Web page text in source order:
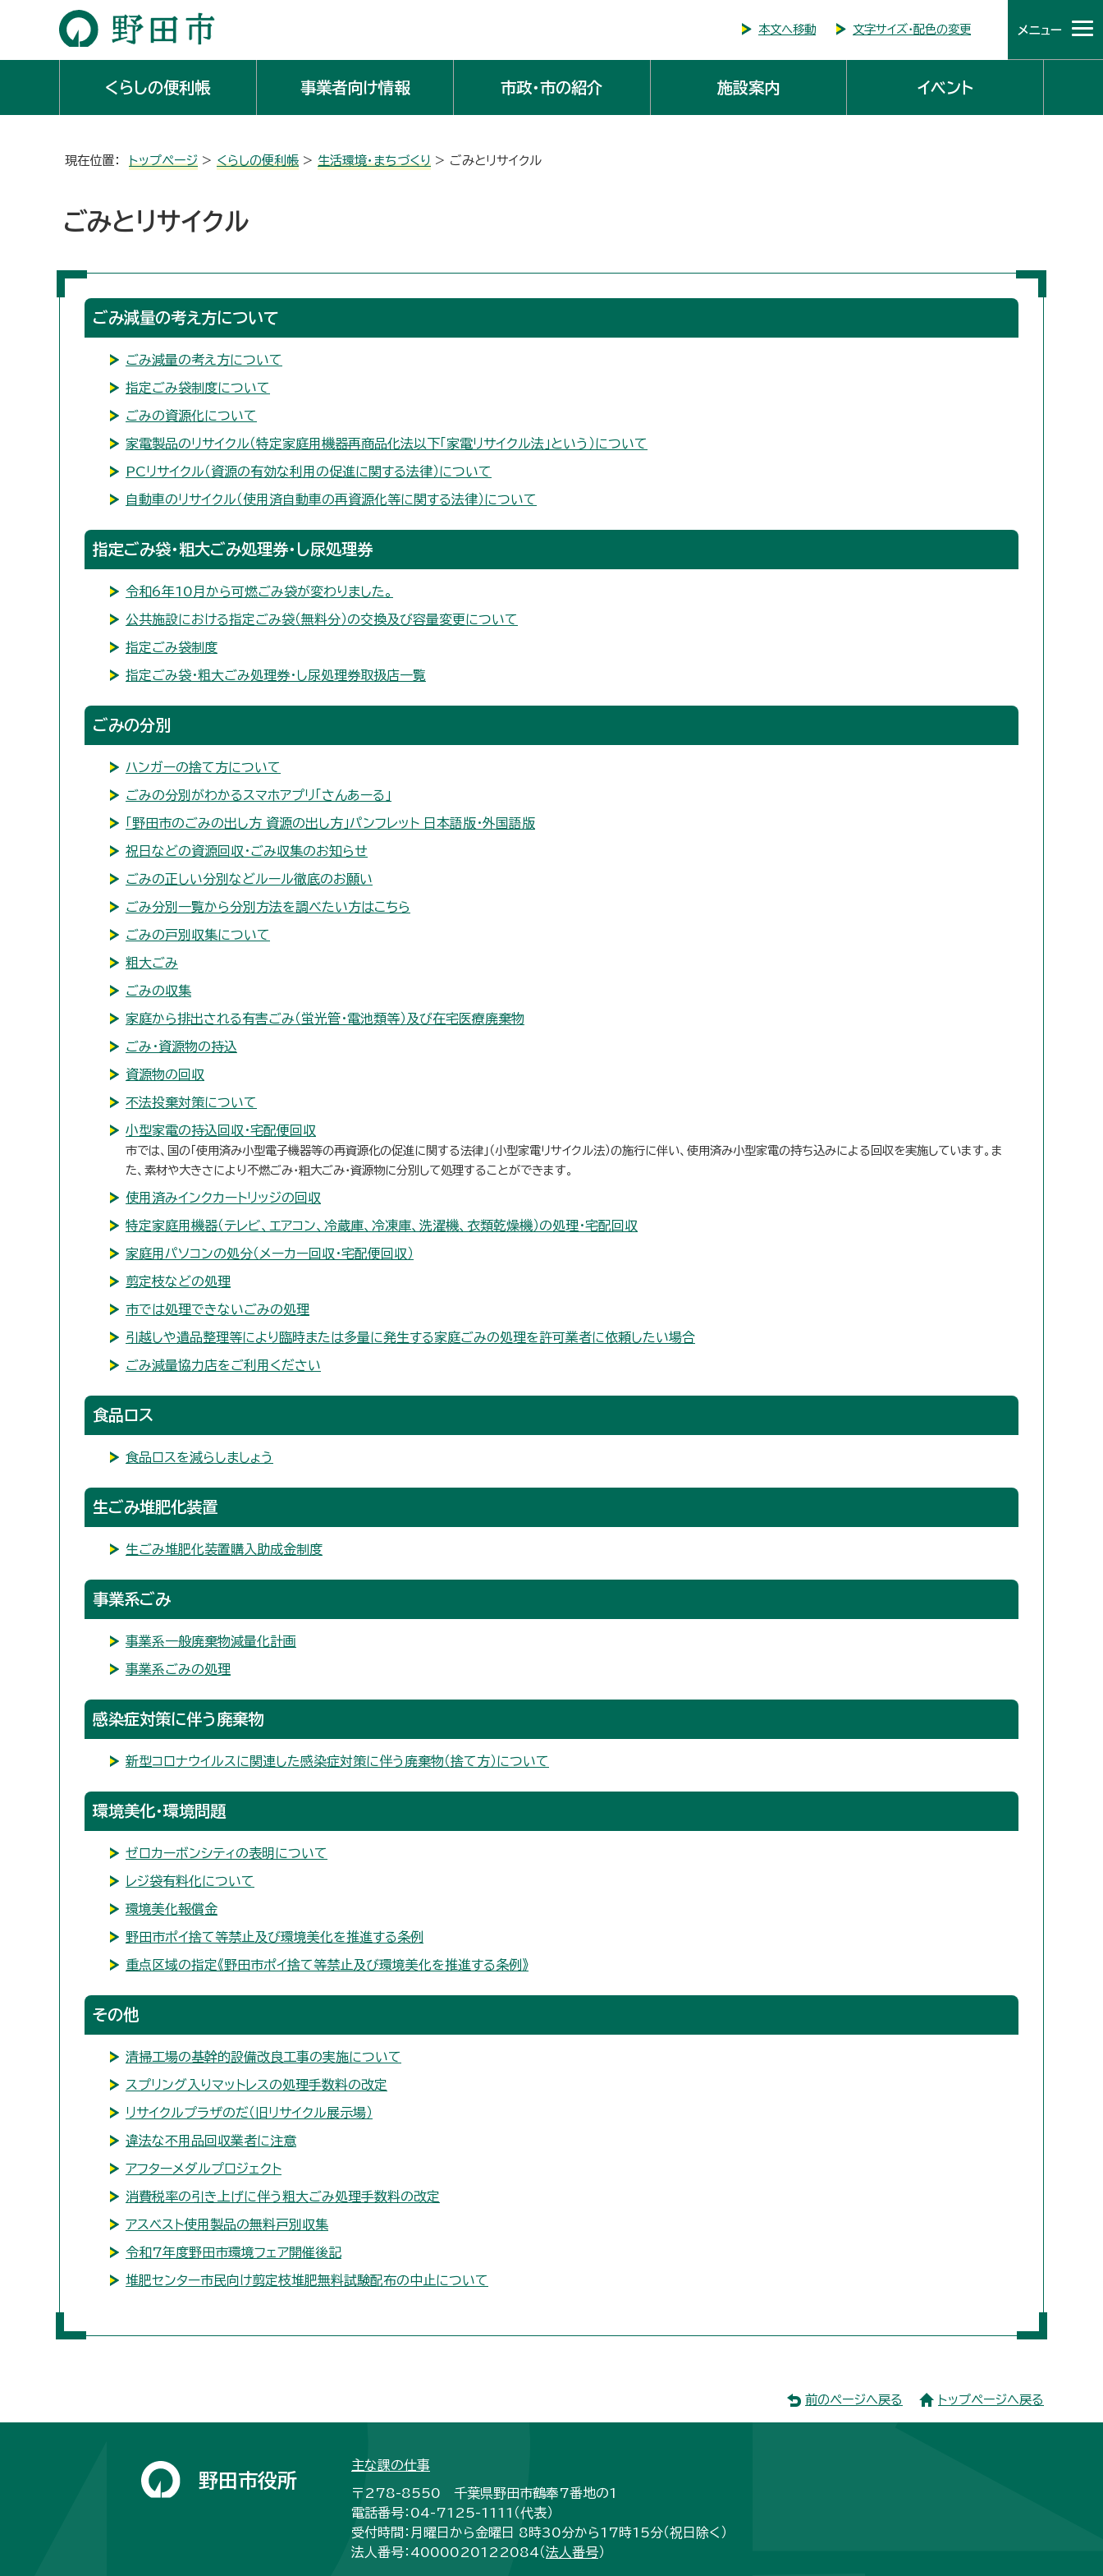
本文へ移動 文字サイズ・配色の変更 メニュー
くらしの便利帳 事業者向け情報 市政・市の紹介 施設案内 イベント
現在位置： トップページ > くらしの便利帳 > 生活環境・まちづくり > ごみとリサイクル
ごみとリサイクル
ごみ減量の考え方について
ごみ減量の考え方について
指定ごみ袋制度について
ごみの資源化について
家電製品のリサイクル（特定家庭用機器再商品化法以下「家電リサイクル法」という）について
PCリサイクル（資源の有効な利用の促進に関する法律）について
自動車のリサイクル（使用済自動車の再資源化等に関する法律）について
指定ごみ袋・粗大ごみ処理券・し尿処理券
令和6年10月から可燃ごみ袋が変わりました。
公共施設における指定ごみ袋（無料分）の交換及び容量変更について
指定ごみ袋制度
指定ごみ袋・粗大ごみ処理券・し尿処理券取扱店一覧
ごみの分別
ハンガーの捨て方について
ごみの分別がわかるスマホアプリ「さんあーる」
「野田市のごみの出し方 資源の出し方」パンフレット 日本語版・外国語版
祝日などの資源回収・ごみ収集のお知らせ
ごみの正しい分別などルール徹底のお願い
ごみ分別一覧から分別方法を調べたい方はこちら
ごみの戸別収集について
粗大ごみ
ごみの収集
家庭から排出される有害ごみ（蛍光管・電池類等）及び在宅医療廃棄物
ごみ・資源物の持込
資源物の回収
不法投棄対策について
小型家電の持込回収・宅配便回収
市では、国の「使用済み小型電子機器等の再資源化の促進に関する法律」（小型家電リサイクル法）の施行に伴い、使用済み小型家電の持ち込みによる回収を実施しています。ま
た、素材や大きさにより不燃ごみ・粗大ごみ・資源物に分別して処理することができます。
使用済みインクカートリッジの回収
特定家庭用機器（テレビ、エアコン、冷蔵庫、冷凍庫、洗濯機、衣類乾燥機）の処理・宅配回収
家庭用パソコンの処分（メーカー回収・宅配便回収）
剪定枝などの処理
市では処理できないごみの処理
引越しや遺品整理等により臨時または多量に発生する家庭ごみの処理を許可業者に依頼したい場合
ごみ減量協力店をご利用ください
食品ロス
食品ロスを減らしましょう
生ごみ堆肥化装置
生ごみ堆肥化装置購入助成金制度
事業系ごみ
事業系一般廃棄物減量化計画
事業系ごみの処理
感染症対策に伴う廃棄物
新型コロナウイルスに関連した感染症対策に伴う廃棄物（捨て方）について
環境美化・環境問題
ゼロカーボンシティの表明について
レジ袋有料化について
環境美化報償金
野田市ポイ捨て等禁止及び環境美化を推進する条例
重点区域の指定《野田市ポイ捨て等禁止及び環境美化を推進する条例》
その他
清掃工場の基幹的設備改良工事の実施について
スプリング入りマットレスの処理手数料の改定
リサイクルプラザのだ（旧リサイクル展示場）
違法な不用品回収業者に注意
アフターメダルプロジェクト
消費税率の引き上げに伴う粗大ごみ処理手数料の改定
アスベスト使用製品の無料戸別収集
令和7年度野田市環境フェア開催後記
堆肥センター市民向け剪定枝堆肥無料試験配布の中止について
前のページへ戻る トップページへ戻る
野田市役所
主な課の仕事
〒278-8550 千葉県野田市鶴奉7番地の1
電話番号：04-7125-1111（代表）
受付時間：月曜日から金曜日 8時30分から17時15分（祝日除く）
法人番号：4000020122084（法人番号）